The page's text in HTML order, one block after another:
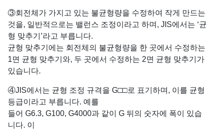
③회전체가 가지고 있는 불균형량을 수정하여 작게 만드는
것을, 일반적으로는 밸런스 조정이라고 하며, JIS에서는 ‘균
형 맞추기’라고 부릅니다.
균형 맞추기에는 회전체의 불균형량을 한 곳에서 수정하는
1면 균형 맞추기와, 두 곳에서 수정하는 2면 균형 맞추기가
있습니다.
④JIS에서는 균형 조정 규격을 G□□로 표기하며, 이를 균형
등급이라고 부릅니다. 예를
들어 G6.3, G100, G4000과 같이 G 뒤의 숫자에 폭이 있습
니다. 이